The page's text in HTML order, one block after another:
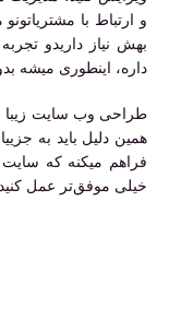
و ارتباط با
بهش نیاز داریدو
داره، اینطوری میشه
طراحی وب سایت زیبا
همین دلیل باید به
فراهم میکنه که سایت
خیلی موفق‌تر عمل کنید